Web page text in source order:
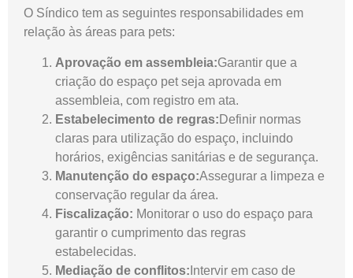
O Síndico tem as seguintes responsabilidades em
relação às áreas para pets:
Aprovação em assembleia:Garantir que a
criação do espaço pet seja aprovada em
assembleia, com registro em ata.
Estabelecimento de regras: Definir normas
claras para utilização do espaço, incluindo
horários, exigências sanitárias e de segurança.
Manutenção do espaço:Assegurar a limpeza e
conservação regular da área.
Fiscalização: Monitorar o uso do espaço para
garantir o cumprimento das regras
estabelecidas.
Mediação de conflitos: Intervir em caso de